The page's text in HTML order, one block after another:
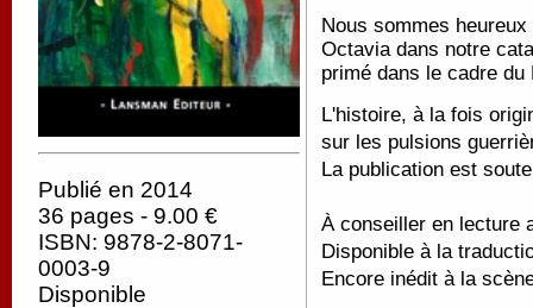
Publié en 2014
36 pages - 9.00 €
ISBN: 9878-2-8071-
0003-9
Disponible
Nous sommes
Octavia dans notre
primé dans le cadre
L'histoire, à la fois
sur les pulsions
La publication est
À conseiller en lecture
Disponible à la
Encore inédit à la